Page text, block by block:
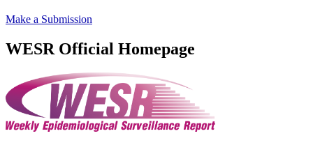
Make a Submission
WESR Official Homepage